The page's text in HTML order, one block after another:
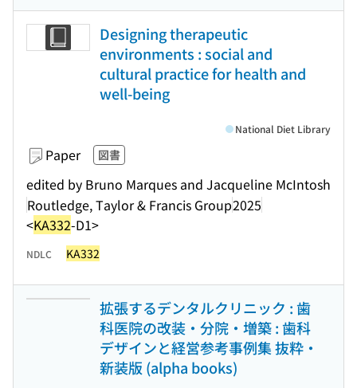
Designing therapeutic
environments : social and
cultural practice for health and
well-being
Paper 図書
edited by Bruno Marques and Jacqueline McIntosh
Routledge, Taylor & Francis Group2025
<KA332-D1>
National Diet Library
NDLC KA332
拡張するデンタルクリニック : 歯
科医院の改装・分院・増築 : 歯科
デザインと経営参考事例集 抜粋・
新装版 (alpha books)